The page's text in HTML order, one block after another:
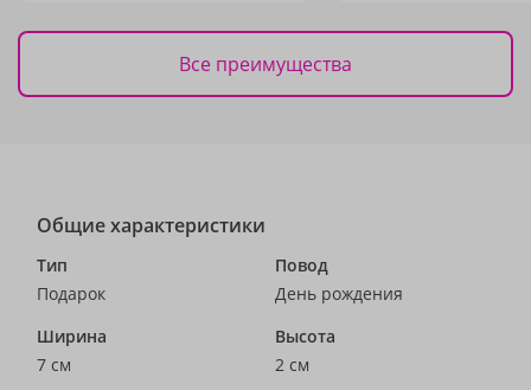
Все преимущества
Общие характеристики
Тип
Подарок
Повод
День рождения
Ширина
7 см
Высота
2 см